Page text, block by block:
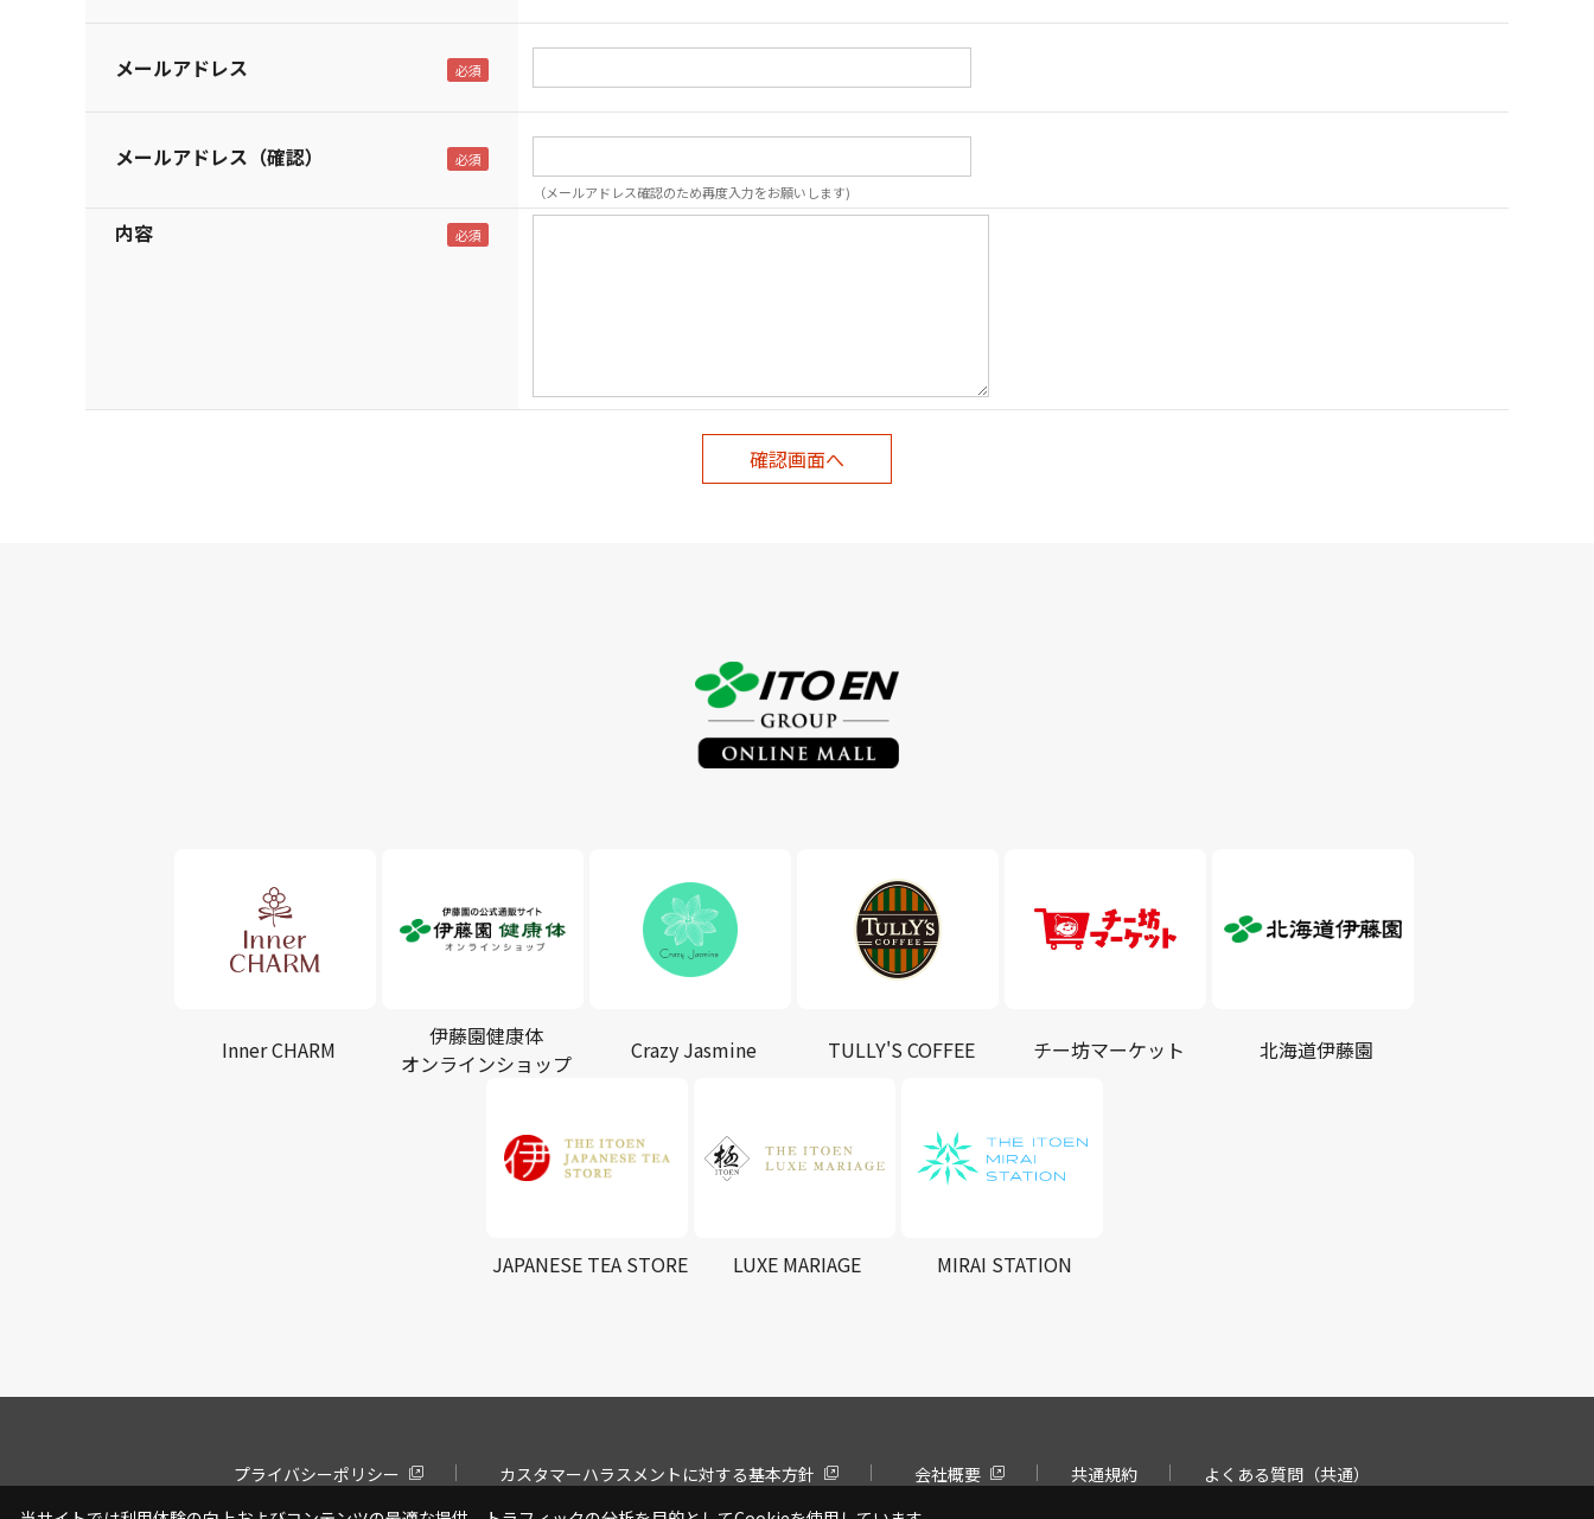
メールアドレス
メールアドレス（確認）
（メールアドレス確認のため再度入力をお願いします)
内容
Inner CHARM
伊藤園健康体
オンラインショップ
Crazy Jasmine TULLY'S COFFEE チー坊マーケット 北海道伊藤園
JAPANESE TEA STORE LUXE MARIAGE MIRAI STATION
プライバシーポリシー カスタマーハラスメントに対する基本方針 会社概要 共通規約
よくある質問（共通）